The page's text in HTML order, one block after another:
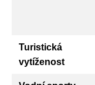
Turistická
vytíženost